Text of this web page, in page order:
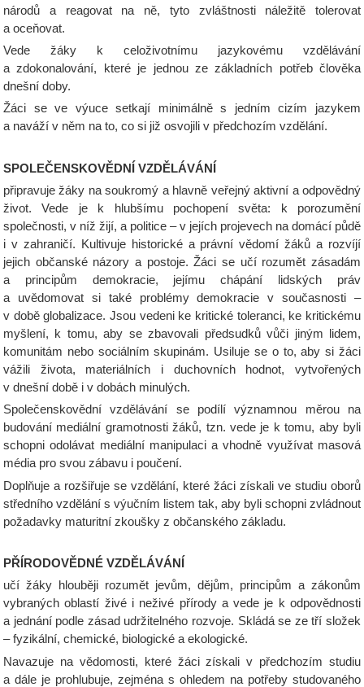
národů a reagovat na ně, tyto zvláštnosti náležitě tolerovat
a oceňovat.
Vede žáky k celoživotnímu jazykovému vzdělávání
a zdokonalování, které je jednou ze základních potřeb člověka
dnešní doby.
Žáci se ve výuce setkají minimálně s jedním cizím jazykem
a naváží v něm na to, co si již osvojili v předchozím vzdělání.
SPOLEČENSKOVĚDNÍ VZDĚLÁVÁNÍ
připravuje žáky na soukromý a hlavně veřejný aktivní a odpovědný
život. Vede je k hlubšímu pochopení světa: k porozumění
společnosti, v níž žijí, a politice – v jejích projevech na domácí půdě
i v zahraničí. Kultivuje historické a právní vědomí žáků a rozvíjí
jejich občanské názory a postoje. Žáci se učí rozumět zásadám
a principům demokracie, jejímu chápání lidských práv
a uvědomovat si také problémy demokracie v současnosti –
v době globalizace. Jsou vedeni ke kritické toleranci, ke kritickému
myšlení, k tomu, aby se zbavovali předsudků vůči jiným lidem,
komunitám nebo sociálním skupinám. Usiluje se o to, aby si žáci
vážili života, materiálních i duchovních hodnot, vytvořených
v dnešní době i v dobách minulých.
Společenskovědní vzdělávání se podílí významnou měrou na
budování mediální gramotnosti žáků, tzn. vede je k tomu, aby byli
schopni odolávat mediální manipulaci a vhodně využívat masová
média pro svou zábavu i poučení.
Doplňuje a rozšiřuje se vzdělání, které žáci získali ve studiu oborů
středního vzdělání s výučním listem tak, aby byli schopni zvládnout
požadavky maturitní zkoušky z občanského základu.
PŘÍRODOVĚDNÉ VZDĚLÁVÁNÍ
učí žáky hlouběji rozumět jevům, dějům, principům a zákonům
vybraných oblastí živé i neživé přírody a vede je k odpovědnosti
a jednání podle zásad udržitelného rozvoje. Skládá se ze tří složek
– fyzikální, chemické, biologické a ekologické.
Navazuje na vědomosti, které žáci získali v předchozím studiu
a dále je prohlubuje, zejména s ohledem na potřeby studovaného